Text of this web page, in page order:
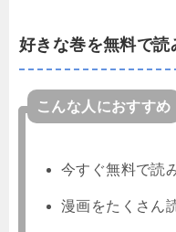
好きな巻を無料で
こんな人におすすめ
今すぐ無料で読
漫画をたくさん